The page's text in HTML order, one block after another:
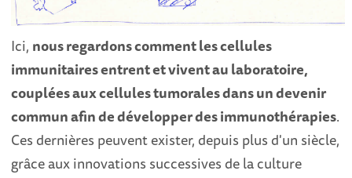
Ici, nous regardons comment les cellules
immunitaires entrent et vivent au laboratoire,
couplées aux cellules tumorales dans un devenir
commun afin de développer des immunothérapies.
Ces dernières peuvent exister, depuis plus d'un siècle,
grâce aux innovations successives de la culture